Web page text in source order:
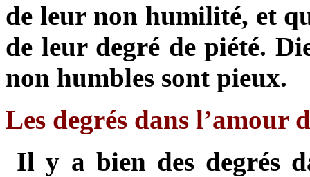
de leur non humilité, et
de leur degré de piété.
non humbles sont pieux.
Les degrés dans l’amour
Il y a bien des degrés